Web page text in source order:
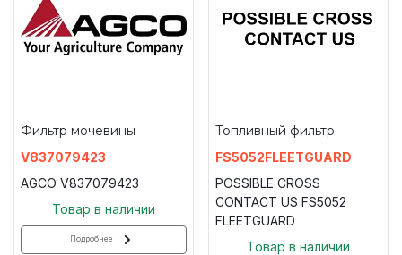
Фильтр мочевины
V837079423
AGCO V837079423
Товар в наличии
Подробнее
Топливный фильтр
FS5052FLEETGUARD
POSSIBLE CROSS
CONTACT US FS5052
FLEETGUARD
Товар в наличии